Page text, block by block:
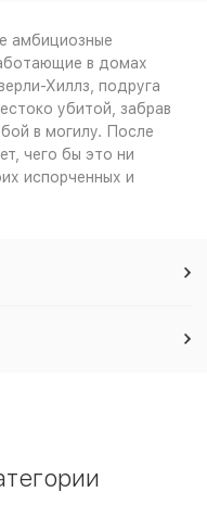
амбициозные
в домах
Хиллз, подруга
убитой, забрав
в могилу. После
чего бы это ни
испорченных и